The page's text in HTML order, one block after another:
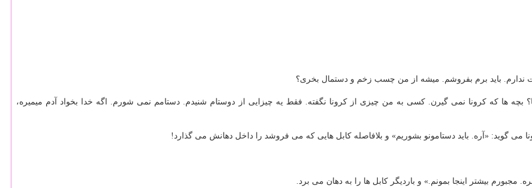
باید برم بفروشم. میشه از من چسب زخم و دستمال بخری؟
بابا؟ بچه ها كه كرونا نمی گیرن. كسی به من چیزی از كرونا نگفته. فقط یه چیزایی از دوستام شنیدم. دستامم نمی شورم. اگه خدا بخواد آدم میمیره،
بیشتر اینجا بمونم.» و باردیگر كابل ها را به دهان می برد.